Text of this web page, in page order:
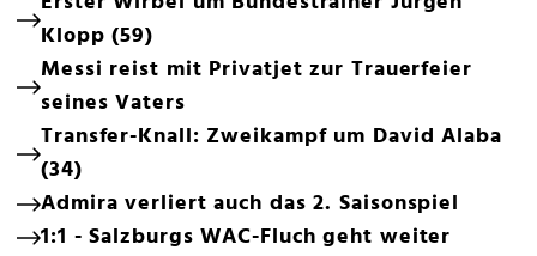
Klopp (59)
Messi reist mit Privatjet zur Trauerfeier
seines Vaters
Transfer-Knall: Zweikampf um David Alaba
(34)
Admira verliert auch das 2. Saisonspiel
1:1 - Salzburgs WAC-Fluch geht weiter